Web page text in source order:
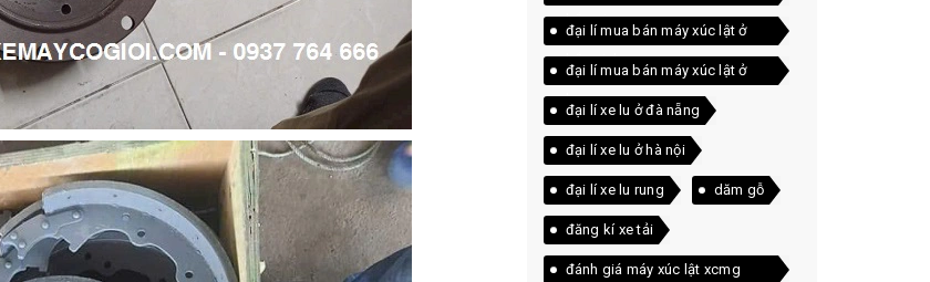
bắc giang
đại lí mua bán máy xúc lật ở
bắc ninh
đại lí mua bán máy xúc lật ở
lạng sơn
đại lí xe lu ở đà nẵng
đại lí xe lu ở hà nội
đại lí xe lu rung dăm gỗ
đăng kí xe tải
đánh giá máy xúc lật xcmg